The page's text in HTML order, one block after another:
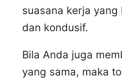
suasana kerja yang
dan kondusif.
Bila Anda juga
yang sama, maka